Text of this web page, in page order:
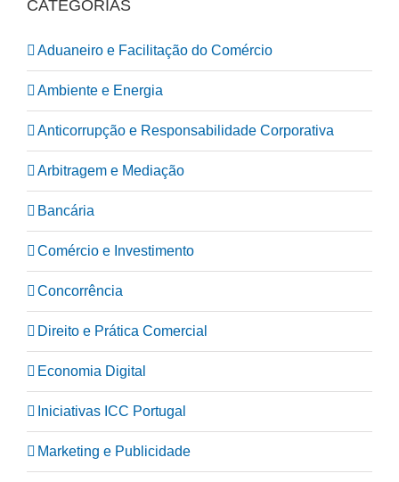
CATEGORIAS
Aduaneiro e Facilitação do Comércio
Ambiente e Energia
Anticorrupção e Responsabilidade Corporativa
Arbitragem e Mediação
Bancária
Comércio e Investimento
Concorrência
Direito e Prática Comercial
Economia Digital
Iniciativas ICC Portugal
Marketing e Publicidade